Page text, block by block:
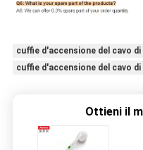
cuffie d'accensione del cavo di
cuffie d'accensione del cavo di
Ottieni il